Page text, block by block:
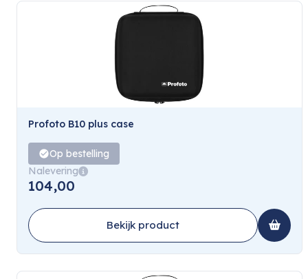
Profoto B10 plus case
Op bestelling
Nalevering
104,00
Bekijk product